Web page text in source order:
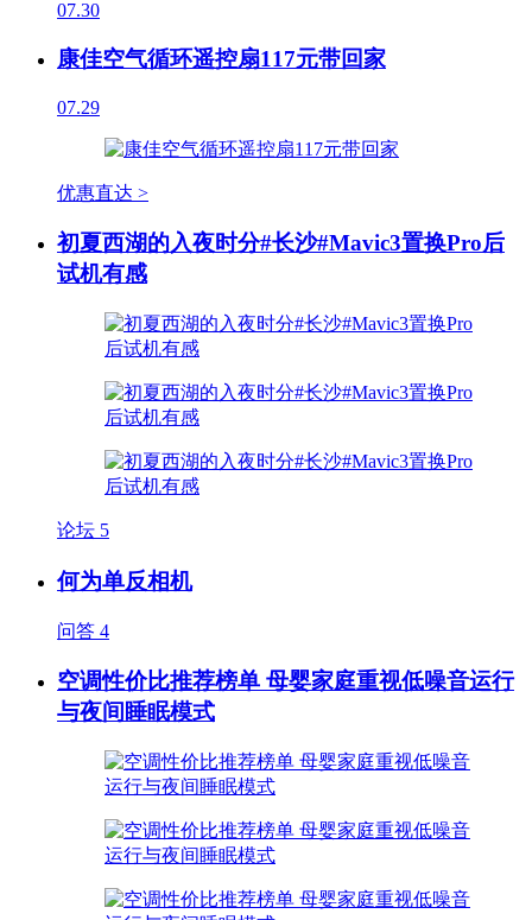
07.30
康佳空气循环遥控扇117元带回家
07.29
优惠直达 >
初夏西湖的入夜时分#长沙#Mavic3置换Pro后
试机有感
论坛 5
何为单反相机
问答 4
空调性价比推荐榜单 母婴家庭重视低噪音运行
与夜间睡眠模式